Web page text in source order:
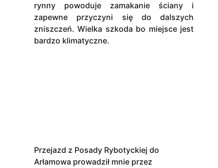
rynny powoduje zamakanie ściany i
zapewne przyczyni się do dalszych
zniszczeń. Wielka szkoda bo miejsce jest
bardzo klimatyczne.
Przejazd z Posady Rybotyckiej do
Arłamowa prowadził mnie przez